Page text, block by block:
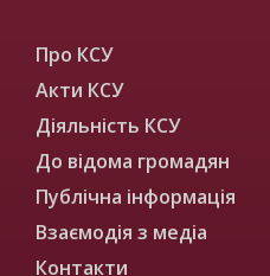
Про КСУ
Акти КСУ
Діяльність КСУ
До відома громадян
Публічна інформація
Взаємодія з медіа
Контакти